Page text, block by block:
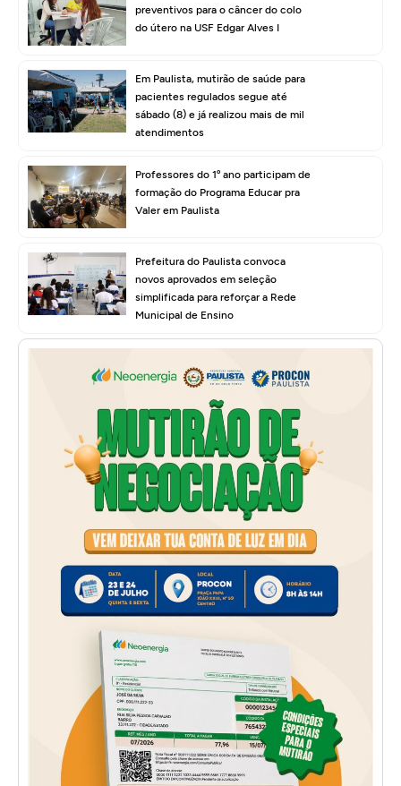
preventivos para o câncer do colo
do útero na USF Edgar Alves I
Em Paulista, mutirão de saúde para
pacientes regulados segue até
sábado (8) e já realizou mais de mil
atendimentos
Professores do 1º ano participam de
formação do Programa Educar pra
Valer em Paulista
Prefeitura do Paulista convoca
novos aprovados em seleção
simplificada para reforçar a Rede
Municipal de Ensino